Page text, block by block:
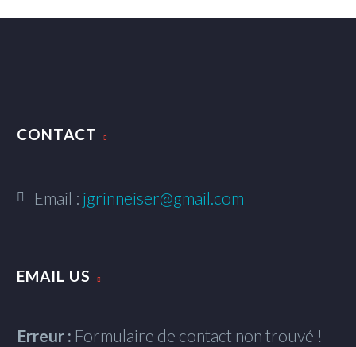
CONTACT
Email : jgrinneiser@gmail.com
EMAIL US
Erreur : Formulaire de contact non trouvé !